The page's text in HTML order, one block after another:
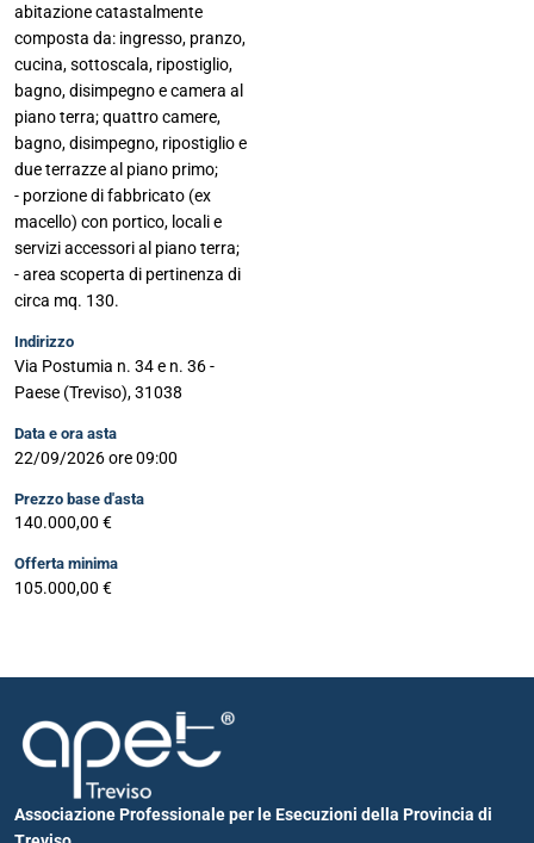
abitazione catastalmente
composta da: ingresso, pranzo,
cucina, sottoscala, ripostiglio,
bagno, disimpegno e camera al
piano terra; quattro camere,
bagno, disimpegno, ripostiglio e
due terrazze al piano primo;
- porzione di fabbricato (ex
macello) con portico, locali e
servizi accessori al piano terra;
- area scoperta di pertinenza di
circa mq. 130.
Indirizzo
Via Postumia n. 34 e n. 36 -
Paese (Treviso), 31038
Data e ora asta
22/09/2026 ore 09:00
Prezzo base d'asta
140.000,00 €
Offerta minima
105.000,00 €
Associazione Professionale per le Esecuzioni della Provincia di